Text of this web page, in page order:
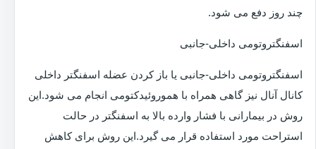
چند روز دفع می شود.
اسفنگتروتومی داخلی-جانبی
اسفنگتروتومی داخلی-جانبی یا باز کردن عضله اسفنگتر داخلی
کانال آنال نیز گاهی همراه با هموروئیدکتومی انجام می شود.این
روش در بیمارانی با فشار وارده بالا به اسفنگتر در حالت
استراحت مورد استفاده قرار می گیرد.این روش برای کاهش